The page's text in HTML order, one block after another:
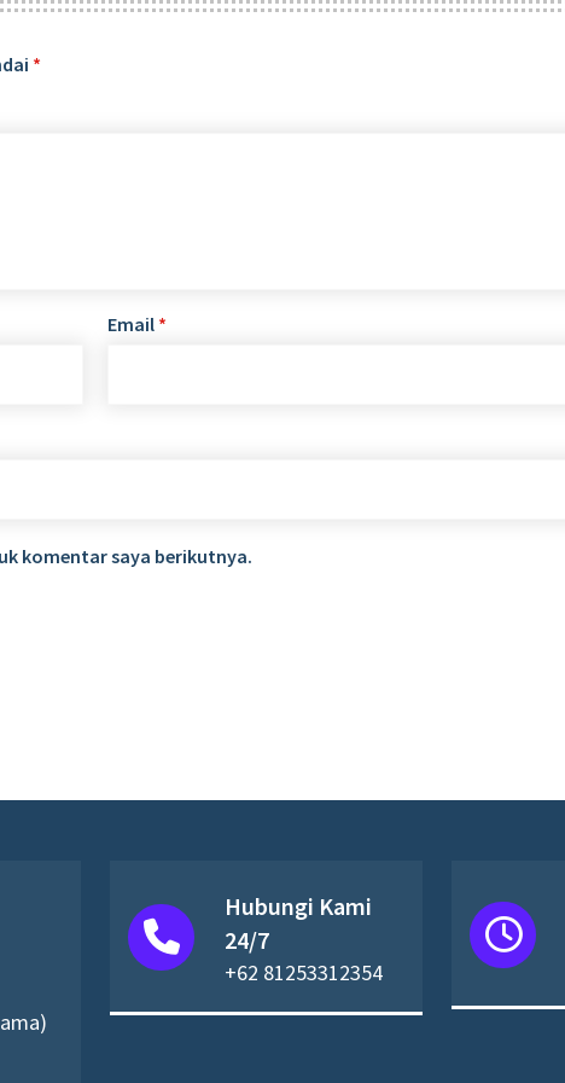
*
Email *
komentar saya berikutnya.
Hubungi Kami
24/7
+62 81253312354